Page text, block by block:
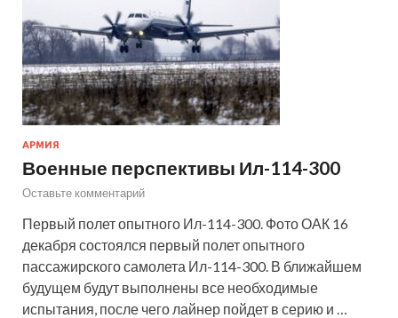
АРМИЯ
Военные перспективы Ил-114-300
Оставьте комментарий
Первый полет опытного Ил-114-300. Фото ОАК 16
декабря состоялся первый полет опытного
пассажирского самолета Ил-114-300. В ближайшем
будущем будут выполнены все необходимые
испытания, после чего лайнер пойдет в серию и …